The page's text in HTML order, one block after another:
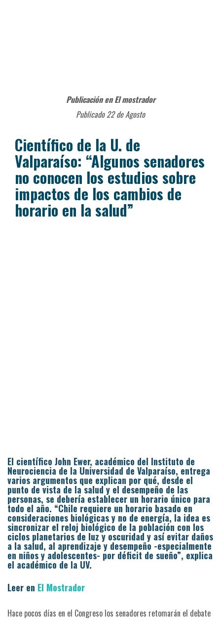
Publicación en El mostrador
Publicado 22 de Agosto
Científico de la U. de
Valparaíso: “Algunos senadores
no conocen los estudios sobre
impactos de los cambios de
horario en la salud”
El científico John Ewer, académico del Instituto de
Neurociencia de la Universidad de Valparaíso, entrega
varios argumentos que explican por qué, desde el
punto de vista de la salud y el desempeño de las
personas, se debería establecer un horario único para
todo el año. “Chile requiere un horario basado en
consideraciones biológicas y no de energía, la idea es
sincronizar el reloj biológico de la población con los
ciclos planetarios de luz y oscuridad y así evitar daños
a la salud, al aprendizaje y desempeño -especialmente
en niños y adolescentes- por déficit de sueño”, explica
el académico de la UV.
Leer en El Mostrador
Hace pocos días en el Congreso los senadores retomarán el debate